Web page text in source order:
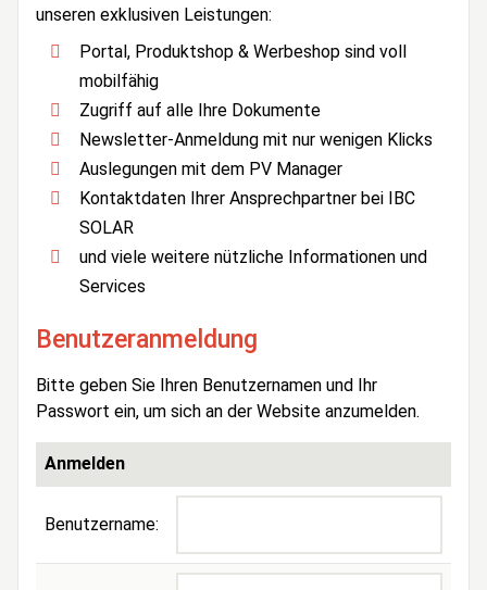
unseren exklusiven Leistungen:
Portal, Produktshop & Werbeshop sind voll
mobilfähig
Zugriff auf alle Ihre Dokumente
Newsletter-Anmeldung mit nur wenigen Klicks
Auslegungen mit dem PV Manager
Kontaktdaten Ihrer Ansprechpartner bei IBC
SOLAR
und viele weitere nützliche Informationen und
Services
Benutzeranmeldung
Bitte geben Sie Ihren Benutzernamen und Ihr
Passwort ein, um sich an der Website anzumelden.
Anmelden
Benutzername: